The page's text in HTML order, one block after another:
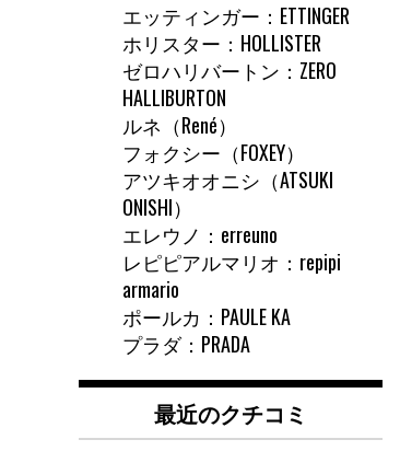
エッティンガー：ETTINGER
ホリスター：HOLLISTER
ゼロハリバートン：ZERO
HALLIBURTON
ルネ（René）
フォクシー（FOXEY）
アツキオオニシ（ATSUKI
ONISHI）
エレウノ：erreuno
レピピアルマリオ：repipi
armario
ポールカ：PAULE KA
プラダ：PRADA
最近のクチコミ